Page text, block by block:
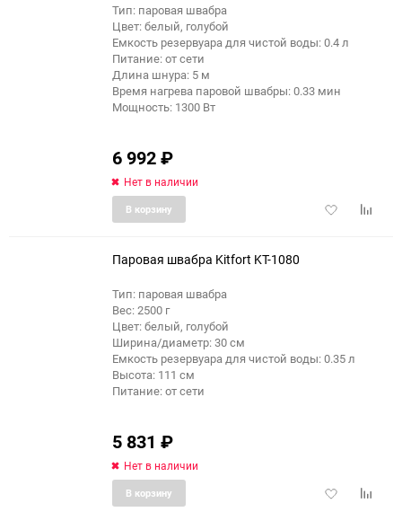
Тип: паровая швабра
Цвет: белый, голубой
Емкость резервуара для чистой воды: 0.4 л
Питание: от сети
Длина шнура: 5 м
Время нагрева паровой швабры: 0.33 мин
Мощность: 1300 Вт
6 992₽
Нет в наличии
Добавить
В корзину
Паровая швабра Kitfort KT-1080
Тип: паровая швабра
Вес: 2500 г
Цвет: белый, голубой
Ширина/диаметр: 30 см
Емкость резервуара для чистой воды: 0.35 л
Высота: 111 см
Питание: от сети
5 831 ₽
Нет в наличии
Добавить
В корзину